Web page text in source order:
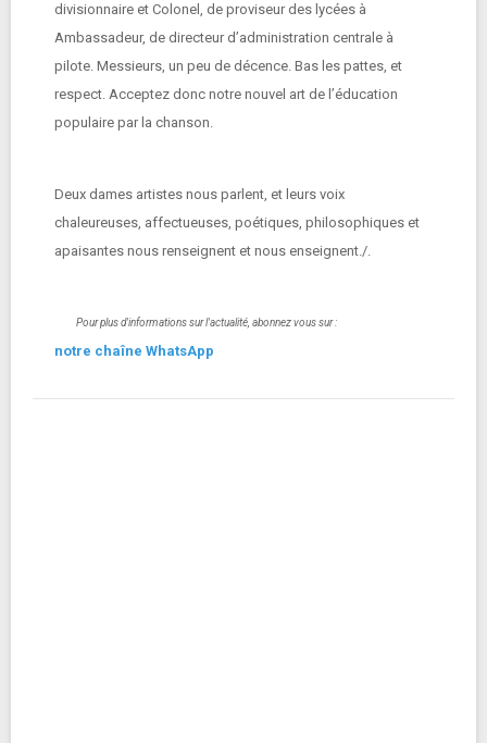
divisionnaire et Colonel, de proviseur des lycées à
Ambassadeur, de directeur d’administration centrale à
pilote. Messieurs, un peu de décence. Bas les pattes, et
respect. Acceptez donc notre nouvel art de l’éducation
populaire par la chanson.
Deux dames artistes nous parlent, et leurs voix
chaleureuses, affectueuses, poétiques, philosophiques et
apaisantes nous renseignent et nous enseignent./.
Pour plus d'informations sur l'actualité, abonnez vous sur :
notre chaîne WhatsApp